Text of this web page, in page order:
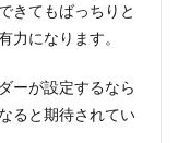
きてもばっちりと
力になります。
ーが設定するなら
ると期待されてい